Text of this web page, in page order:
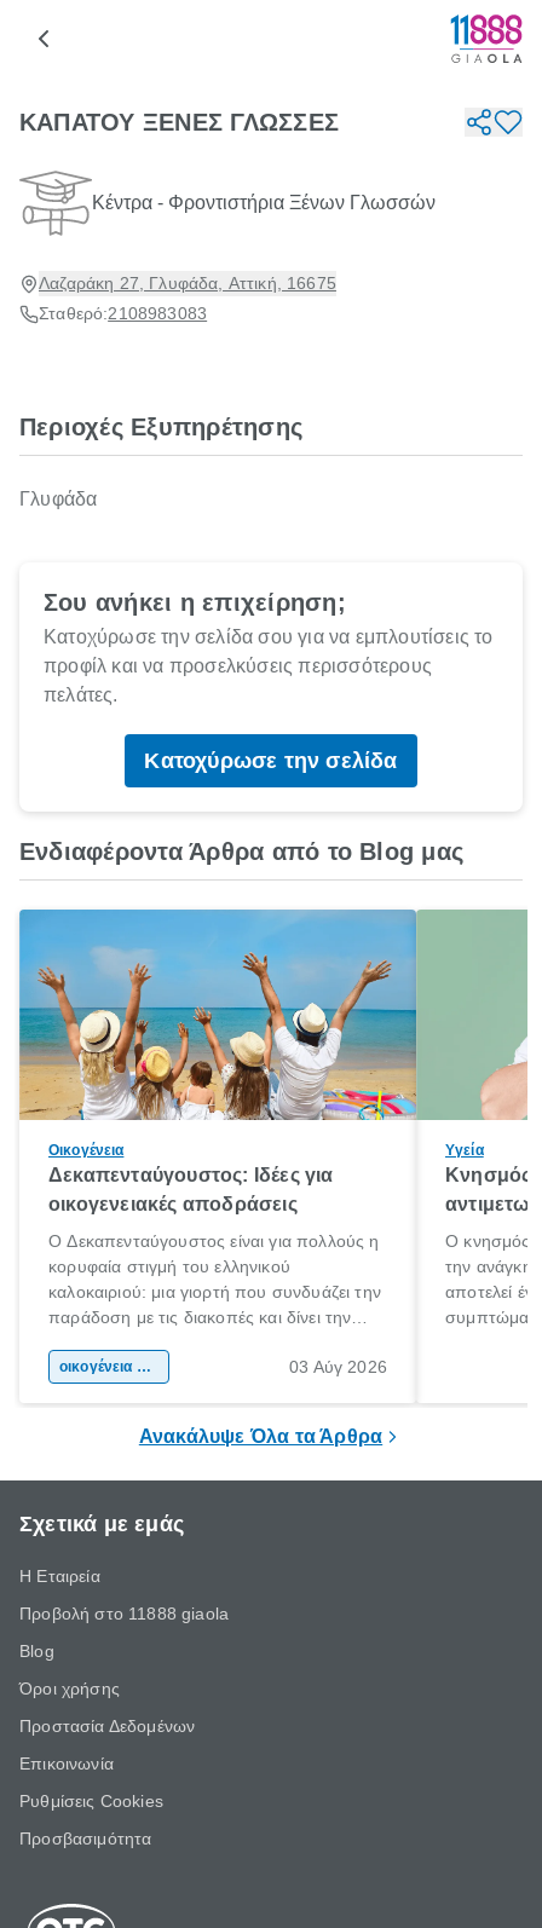
ΚΑΠΑΤΟΥ ΞΕΝΕΣ ΓΛΩΣΣΕΣ
Κέντρα - Φροντιστήρια Ξένων Γλωσσών
Λαζαράκη 27, Γλυφάδα, Αττική, 16675
Σταθερό:2108983083
Περιοχές Εξυπηρέτησης
Γλυφάδα
Σου ανήκει η επιχείρηση;
Κατοχύρωσε την σελίδα σου για να εμπλουτίσεις το
προφίλ και να προσελκύσεις περισσότερους
πελάτες.
Κατοχύρωσε την σελίδα
Ενδιαφέροντα Άρθρα από το Blog μας
Οικογένεια
Δεκαπενταύγουστος: Ιδέες για
οικογενειακές αποδράσεις
Ο Δεκαπενταύγουστος είναι για πολλούς η
κορυφαία στιγμή του ελληνικού
καλοκαιριού: μια γιορτή που συνδυάζει την
παράδοση με τις διακοπές και δίνει την
χώρας. Είτε πρόκειται για λίγες μέρες
οικογένεια & παιδί 03 Αύγ 2026
Υγεία
Κνησμός:
Ο κνησμός
την ανάγκη
αποτελεί
Ανακάλυψε Όλα τα Άρθρα
Σχετικά με εμάς
Η Εταιρεία
Προβολή στο 11888 giaola
Blog
Όροι χρήσης
Προστασία Δεδομένων
Επικοινωνία
Ρυθμίσεις Cookies
Προσβασιμότητα